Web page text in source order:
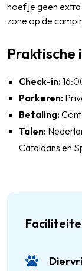
hoef je geen
zone op de
Check-in:
Parkeren:
Betaling:
Talen:
Catalaans en